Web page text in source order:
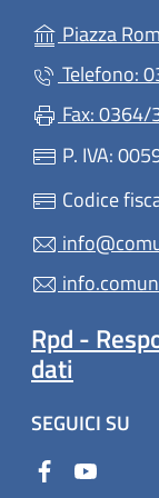
Piazza
Telefono:
Fax:
P. IVA:
Codice
Rpd -
dati
SEGUICI SU